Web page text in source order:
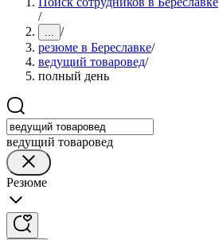
/
... /
резюме в Береславке/
ведущий товаровед/
полный день
ведущий товаровед
Резюме